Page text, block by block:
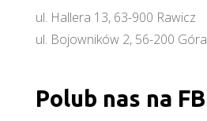
ul. Hallera 13, 63-900 Rawicz
ul. Bojowników 2, 56-200 Góra
Polub nas na FB